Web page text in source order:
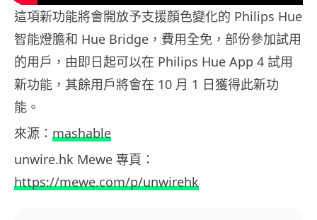
這項新功能將會開放予支援顏色變化的 Philips Hue
智能燈膽和 Hue Bridge，費用全免，部份參加試用
的用戶，由即日起可以在 Philips Hue App 4 試用
新功能，其餘用戶將會在 10 月 1 日獲得此新功
能。
來源： mashable
unwire.hk Mewe 專頁：
https://mewe.com/p/unwirehk